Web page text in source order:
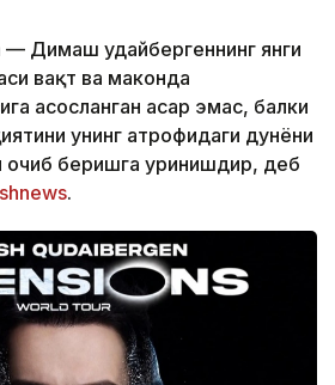
Димаш Қудайбергеннинг янги
вақт ва маконда
асосланган асар эмас, балки
унинг атрофидаги дунёни
очиб беришга уринишдир, деб
.